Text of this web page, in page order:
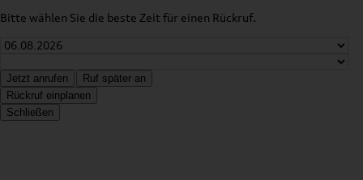
Bitte wählen Sie die beste Zeit für einen Rückruf.
Jetzt anrufen
Ruf später an
Rückruf einplanen
Schließen